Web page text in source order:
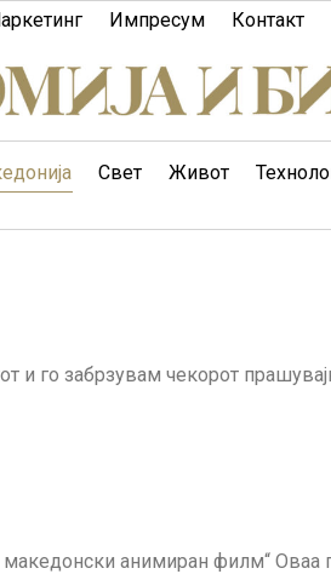
Импресум Контакт
Свет Живот
и го забрзувам чекорот
анимиран филм“ Оваа